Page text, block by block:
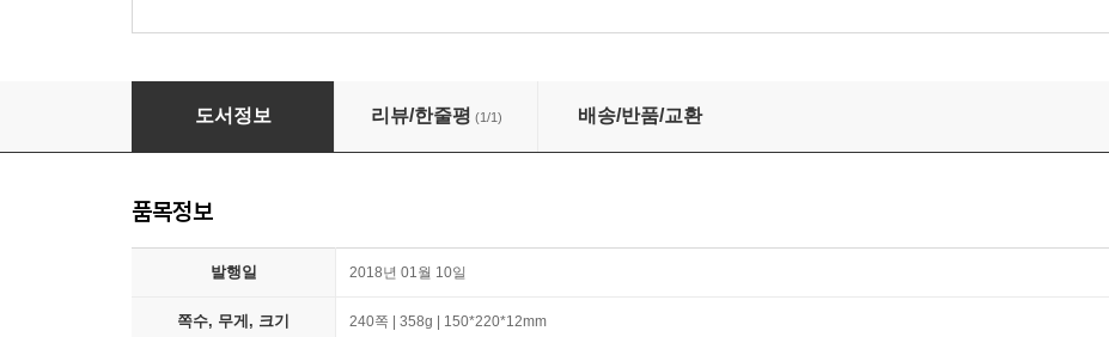
도서정보 리뷰/한줄평 (1/1) 배송/반품/교환
품목정보
발행일 2018년 01월 10일
쪽수, 무게, 크기 240쪽 | 358g | 150*220*12mm